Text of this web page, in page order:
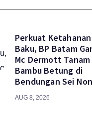
Perkuat
Baku, BP Batam
Mc Dermott Tanam
Bambu Betung di
Bendungan Sei
AUG 8, 2026